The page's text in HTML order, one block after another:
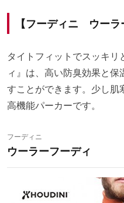
【フーディニ ウーラ
タイトフィットでスッキ
ィ』は、高い防臭効果と
すことができます。少し
高機能パーカーです。
フーディニ
ウーラーフーディ